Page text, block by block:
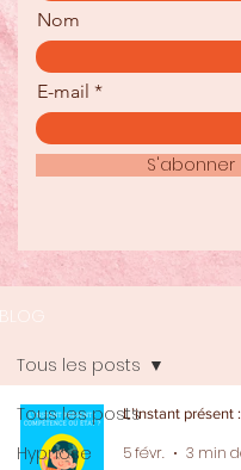
Nom
E-mail
S'abonner
BLOG
Tous les posts
Hypnose
Tous les posts
L’instant présent
5 févr. 3 min